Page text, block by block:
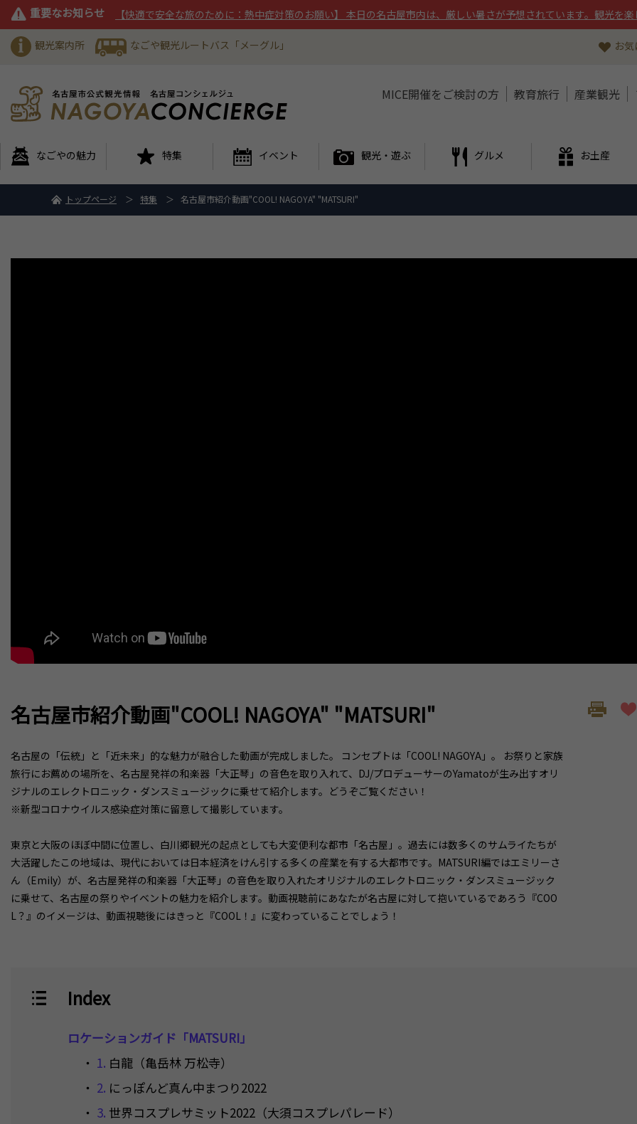
重要なお知らせ 【快適で安全な旅のために：熱中症対策のお願い】 本日の名古屋市内は、厳しい暑さが予想されています。観光を
観光案内所 なごや観光ルートバス「メーグル」 お
MICE開催をご検討の方 教育旅行 産業観光
なごやの魅力 特集 イベント 観光・遊ぶ グルメ お土産
トップページ 特集 名古屋市紹介動画"COOL! NAGOYA" "MATSURI"
名古屋市紹介動画"COOL! NAGOYA" "MATSURI"
名古屋の「伝統」と「近未来」的な魅力が融合した動画が完成しました。 コンセプトは「COOL! NAGOYA」。 お祭りと家族
旅行にお薦めの場所を、名古屋発祥の和楽器「大正琴」の音色を取り入れて、DJ/プロデューサーのYamatoが生み出すオリ
ジナルのエレクトロニック・ダンスミュージックに乗せて紹介します。どうぞご覧ください！
※新型コロナウイルス感染症対策に留意して撮影しています。
東京と大阪のほぼ中間に位置し、白川郷観光の起点としても大変便利な都市「名古屋」。過去には数多くのサムライたちが
大活躍したこの地域は、現代においては日本経済をけん引する多くの産業を有する大都市です。MATSURI編ではエミリーさ
ん（Emily）が、名古屋発祥の和楽器「大正琴」の音色を取り入れたオリジナルのエレクトロニック・ダンスミュージック
に乗せて、名古屋の祭りやイベントの魅力を紹介します。動画視聴前にあなたが名古屋に対して抱いているであろう『COO
L？』のイメージは、動画視聴後にはきっと『COOL！』に変わっていることでしょう！
Index
ロケーションガイド「MATSURI」
・ 1. 白龍（亀岳林 万松寺）
・ 2. にっぽんど真ん中まつり2022
・ 3. 世界コスプレサミット2022（大須コスプレパレード）